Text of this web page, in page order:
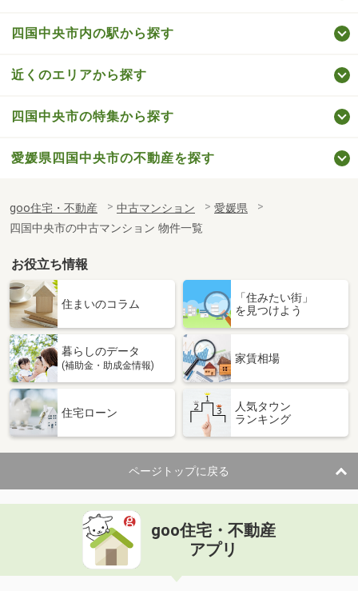
四国中央市内の駅から探す
近くのエリアから探す
四国中央市の特集から探す
愛媛県四国中央市の不動産を探す
goo住宅・不動産 中古マンション
愛媛県
四国中央市の中古マンション 物件一覧
お役立ち情報
住まいのコラム
「住みたい街」
を見つけよう
暮らしのデータ
(補助金・助成金情報)
家賃相場
住宅ローン
人気タウン
ランキング
ページトップに戻る
goo住宅・不動産
アプリ